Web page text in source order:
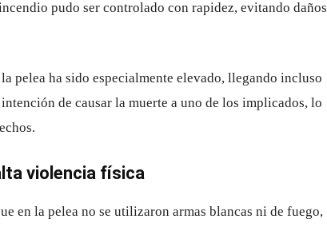
pudo ser controlado con rapidez, evitando daños
pelea ha sido especialmente elevado, llegando incluso
de causar la muerte a uno de los implicados, lo
violencia física
en la pelea no se utilizaron armas blancas ni de fuego,